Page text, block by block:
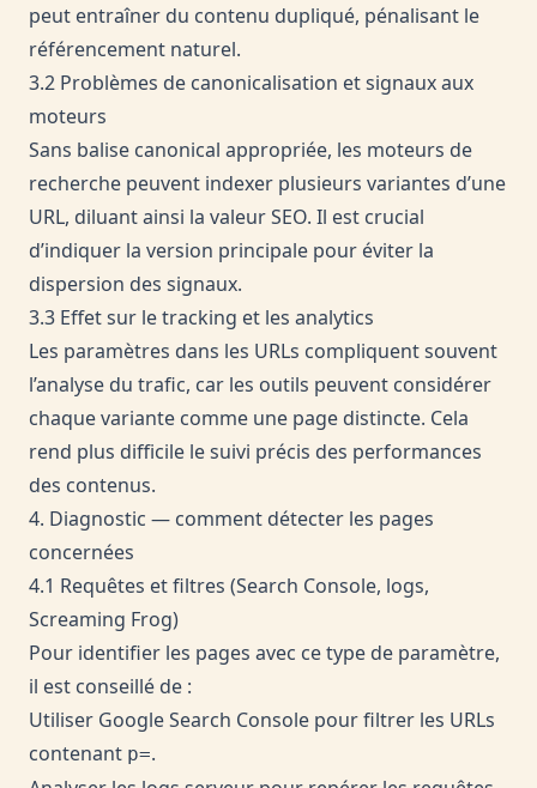
peut entraîner du contenu dupliqué, pénalisant le
référencement naturel.
3.2 Problèmes de canonicalisation et signaux aux
moteurs
Sans balise canonical appropriée, les moteurs de
recherche peuvent indexer plusieurs variantes d’une
URL, diluant ainsi la valeur SEO. Il est crucial
d’indiquer la version principale pour éviter la
dispersion des signaux.
3.3 Effet sur le tracking et les analytics
Les paramètres dans les URLs compliquent souvent
l’analyse du trafic, car les outils peuvent considérer
chaque variante comme une page distincte. Cela
rend plus difficile le suivi précis des performances
des contenus.
4. Diagnostic — comment détecter les pages
concernées
4.1 Requêtes et filtres (Search Console, logs,
Screaming Frog)
Pour identifier les pages avec ce type de paramètre,
il est conseillé de :
Utiliser Google Search Console pour filtrer les URLs
contenant p=.